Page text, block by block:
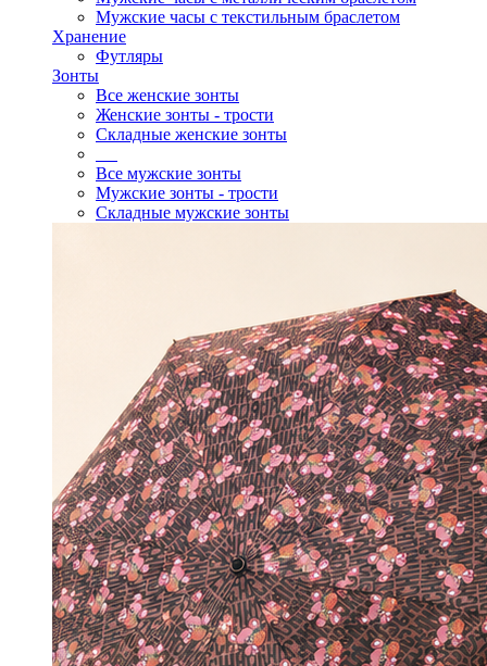
Мужские часы с текстильным браслетом
Хранение
Футляры
Зонты
Все женские зонты
Женские зонты - трости
Складные женские зонты
Все мужские зонты
Мужские зонты - трости
Складные мужские зонты